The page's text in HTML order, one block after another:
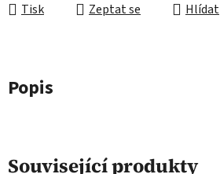
Tisk Zeptat se Hlídat
Popis
Související produkty